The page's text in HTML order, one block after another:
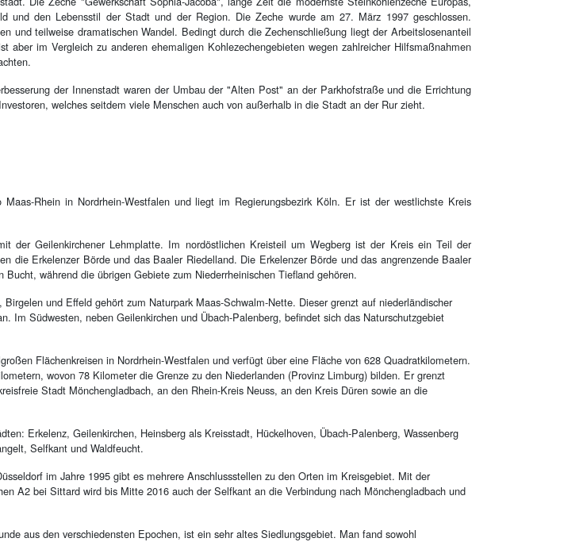
und den Lebensstil der Stadt und der Region. Die Zeche wurde am 27. März 1997 geschlossen.
und teilweise dramatischen Wandel. Bedingt durch die Zechenschließung liegt der Arbeitslosenanteil
aber im Vergleich zu anderen ehemaligen Kohlezechengebieten wegen zahlreicher Hilfsmaßnahmen
der Innenstadt waren der Umbau der "Alten Post" an der Parkhofstraße und die Errichtung
welches seitdem viele Menschen auch von außerhalb in die Stadt an der Rur zieht.
Rhein in Nordrhein-Westfalen und liegt im Regierungsbezirk Köln. Er ist der westlichste Kreis
der Geilenkirchener Lehmplatte. Im nordöstlichen Kreisteil um Wegberg ist der Kreis ein Teil der
die Erkelenzer Börde und das Baaler Riedelland. Die Erkelenzer Börde und das angrenzende Baaler
Bucht, während die übrigen Gebiete zum Niederrheinischen Tiefland gehören.
Birgelen und Effeld gehört zum Naturpark Maas-Schwalm-Nette. Dieser grenzt auf niederländischer
Im Südwesten, neben Geilenkirchen und Übach-Palenberg, befindet sich das Naturschutzgebiet
Flächenkreisen in Nordrhein-Westfalen und verfügt über eine Fläche von 628 Quadratkilometern.
wovon 78 Kilometer die Grenze zu den Niederlanden (Provinz Limburg) bilden. Er grenzt
Stadt Mönchengladbach, an den Rhein-Kreis Neuss, an den Kreis Düren sowie an die
Erkelenz, Geilenkirchen, Heinsberg als Kreisstadt, Hückelhoven, Übach-Palenberg, Wassenberg
Selfkant und Waldfeucht.
im Jahre 1995 gibt es mehrere Anschlussstellen zu den Orten im Kreisgebiet. Mit der
A2 bei Sittard wird bis Mitte 2016 auch der Selfkant an die Verbindung nach Mönchengladbach und
aus den verschiedensten Epochen, ist ein sehr altes Siedlungsgebiet. Man fand sowohl